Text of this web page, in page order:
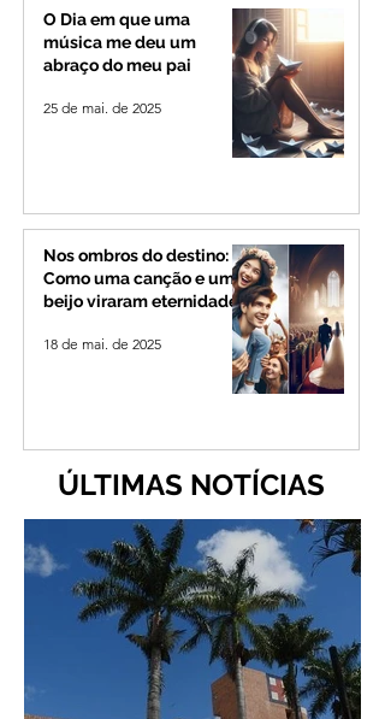
O Dia em que uma
música me deu um
abraço do meu pai
25 de mai. de 2025
Nos ombros do destino:
Como uma canção e um
beijo viraram eternidade
18 de mai. de 2025
ÚLTIMAS NOTÍCIAS